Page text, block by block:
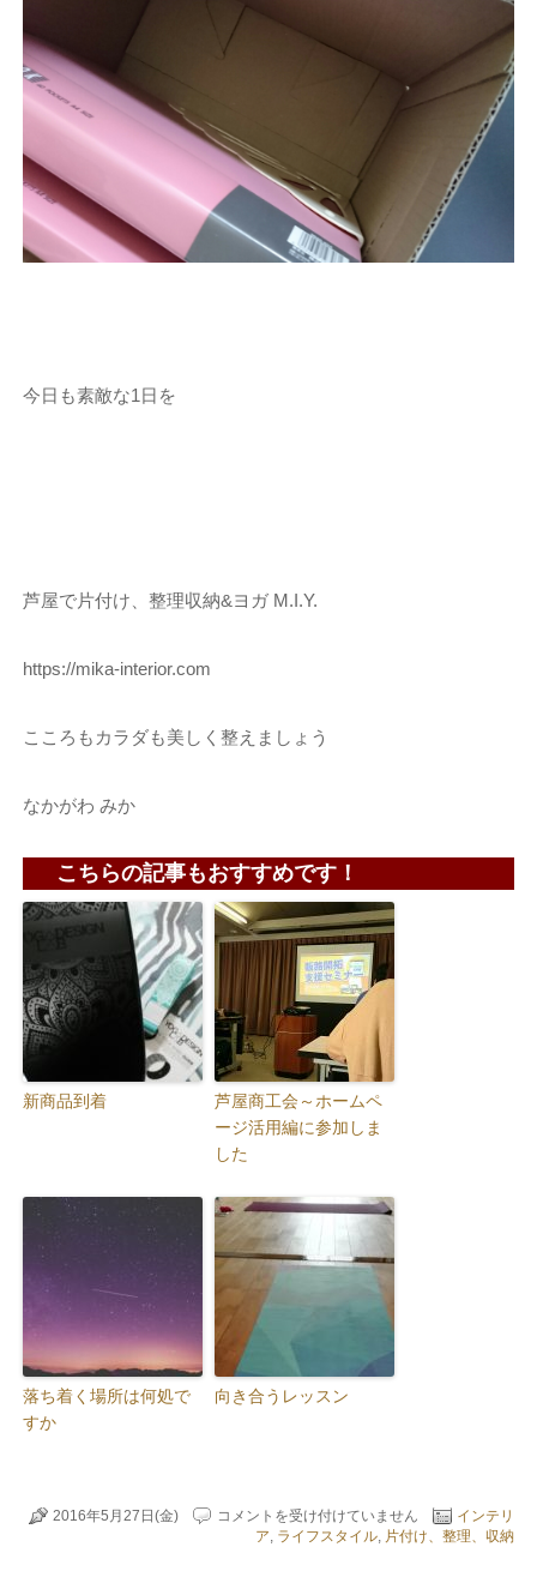
今日も素敵な1日を
芦屋で片付け、整理収納&ヨガ M.I.Y.
https://mika-interior.com
こころもカラダも美しく整えましょう
なかがわ みか
こちらの記事もおすすめです！
新商品到着
芦屋商工会～ホームペ
ージ活用編に参加しま
した
落ち着く場所は何処で
すか
向き合うレッスン
2016年5月27日(金)
も
コメントを受け付けていません
インテリ
ア ライフスタイル, 片付け、整理、収納